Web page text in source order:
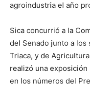
agroindustria el año
Sica concurrió a la
del Senado junto a los
Triaca, y de
realizó una
en los números del